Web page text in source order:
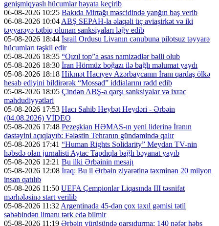
genişmiqyaslı hücumlar həyata keçirib
06-08-2026 10:25 Bakıda Mirtağı məscidində yanğın baş verib
06-08-2026 10:04 ABŞ SEPAH-la əlaqəli üç aviaşirkət və iki
təyyarəyə tətbiq olunan sanksiyaları ləğv edib
05-08-2026 18:44 İsrail Ordusu Livanın cənubuna pilotsuz təyyarə
hücumları təşkil edir
05-08-2026 18:35 “Qızıl top”a əsas namizədlər bəlli olub
05-08-2026 18:30 İran Hörmüz boğazı ilə bağlı məlumat yaydı
05-08-2026 18:18 Hikmət Hacıyev Azərbaycanın İranı qardaş ölkə
hesab ediyini bildirərək “Mossad” iddialarını rədd edib
05-08-2026 18:05 Çindən ABŞ-a qarşı sanksiyalar və ixrac
məhdudiyyətləri
05-08-2026 17:53 Hacı Sahib Heybət Heydəri - Ərbəin
(04.08.2026) VİDEO
05-08-2026 17:48 Pezeşkian HƏMAS-ın yeni liderinə İranın
dəstəyini açıqlayıb: Fələstin Tehranın gündəmində qalır
05-08-2026 17:41 “Human Rights Solidarity” Meydan TV-nin
həbsdə olan jurnalisti Aytac Tapdıqla bağlı bəyanat yayıb
05-08-2026 12:21 Bu ilki Ərbəinin mesajı
05-08-2026 12:08 İraq: Bu il Ərbəin ziyarətinə təxminən 20 milyon
insan qatılıb
05-08-2026 11:50 UEFA Çempionlar Liqasında III təsnifat
mərhələsinə start verilib
05-08-2026 11:32 Argentinada 45-dən çox taxıl gəmisi tətil
səbəbindən limanı tərk edə bilmir
05-08-2026 11:19 Ərbəin yürüşündə qarşıdurma: 140 nəfər həbs